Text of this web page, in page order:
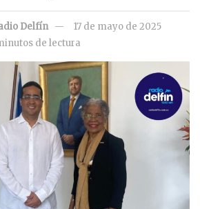
Delfín
17 de mayo de 2025
de lectura